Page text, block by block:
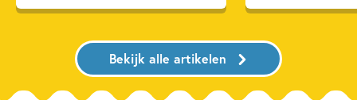
Bekijk alle artikelen